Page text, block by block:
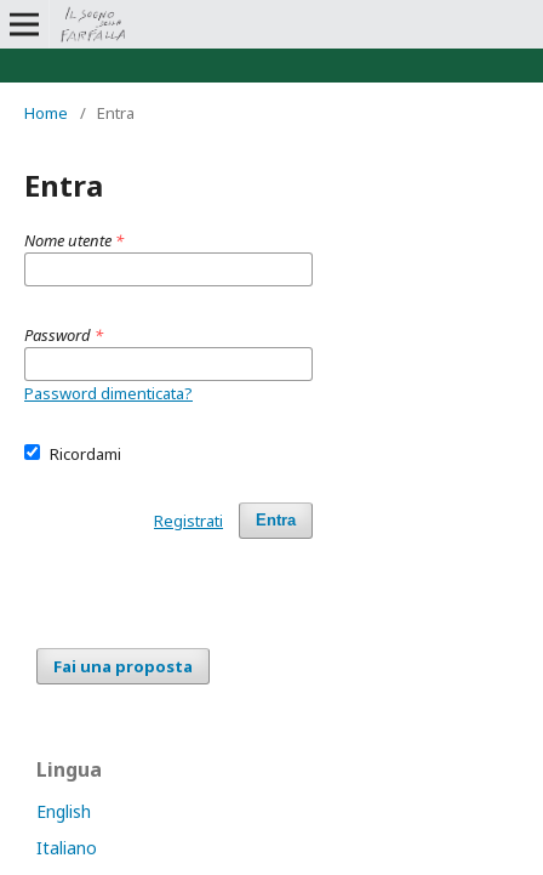
Home / Entra
Entra
Nome utente *
Password *
Password dimenticata?
Ricordami
Entra
Registrati
Fai una proposta
Lingua
English
Italiano